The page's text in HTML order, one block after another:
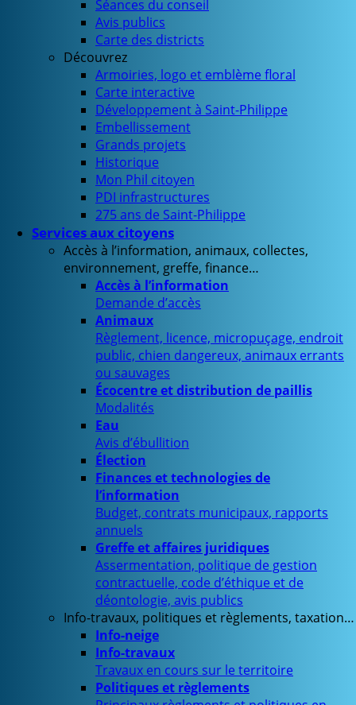
Séances du conseil
Avis publics
Carte des districts
Découvrez
Armoiries, logo et emblème floral
Carte interactive
Développement à Saint-Philippe
Embellissement
Grands projets
Historique
Mon Phil citoyen
PDI infrastructures
275 ans de Saint-Philippe
Services aux citoyens
Accès à l’information, animaux, collectes,
environnement, greffe, finance…
Accès à l’information
Demande d’accès
Animaux
Règlement, licence, micropuçage, endroit
public, chien dangereux, animaux errants
ou sauvages
Écocentre et distribution de paillis
Modalités
Eau
Avis d’ébullition
Élection
Finances et technologies de
l’information
Budget, contrats municipaux, rapports
annuels
Greffe et affaires juridiques
Assermentation, politique de gestion
contractuelle, code d’éthique et de
déontologie, avis publics
Info-travaux, politiques et règlements, taxation…
Info-neige
Info-travaux
Travaux en cours sur le territoire
Politiques et règlements